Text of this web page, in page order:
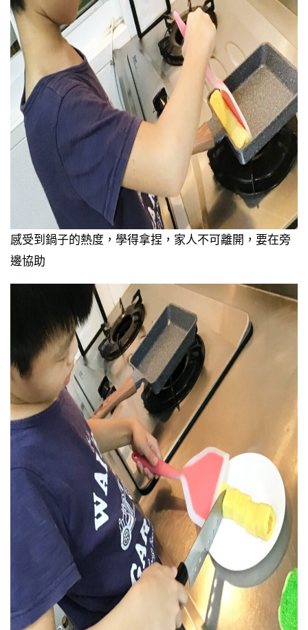
感受到鍋子的熱度，學得拿捏，家人不可離開，要在旁
邊協助